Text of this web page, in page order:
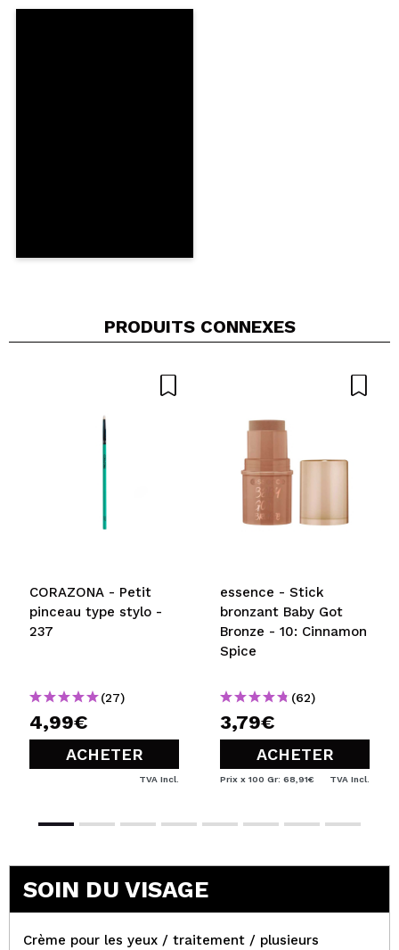
PRODUITS CONNEXES
CORAZONA - Petit
pinceau type stylo -
237
(27)
4,99€
ACHETER
TVA Incl.
essence - Stick
bronzant Baby Got
Bronze - 10: Cinnamon
Spice
(62)
3,79€
ACHETER
Prix x 100 Gr: 68,91€ TVA Incl.
SOIN DU VISAGE
Crème pour les yeux / traitement / plusieurs